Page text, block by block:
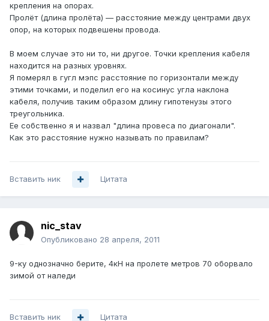
крепления на опорах.
Пролёт (длина пролёта) — расстояние между центрами двух
опор, на которых подвешены провода.
В моем случае это ни то, ни другое. Точки крепления кабеля
находится на разных уровнях.
Я померял в гугл мэпс расстояние по горизонтали между
этими точками, и поделил его на косинус угла наклона
кабеля, получив таким образом длину гипотенузы этого
треугольника.
Ее собственно я и назвал "длина провеса по диагонали".
Как это расстояние нужно называть по правилам?
Вставить ник Цитата
nic_stav
Опубликовано 28 апреля, 2011
9-ку однозначно берите, 4кН на пролете метров 70 оборвало
зимой от наледи
Вставить ник Цитата